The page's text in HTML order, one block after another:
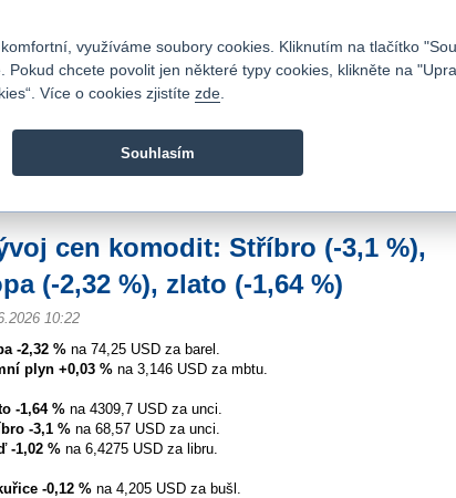
Fio banka je moderní česká banka. Poskytuje účty bez
cen komodit: Stříbro (-3,1 %),
(-2,32 %), zlato (-1,64 %)
10:22
-2,32 % na 74,25 USD za barel.
plyn +0,03 % na 3,146 USD za mbtu.
-1,64 % na 4309,7 USD za unci.
-3,1 % na 68,57 USD za unci.
-1,02 % na 6,4275 USD za libru.
-0,12 % na 4,205 USD za bušl.
využíváme soubory cookies. Kliknutím na tlačítko
chcete povolit jen některé typy cookies, klikněte na
Více o cookies zjistíte zde
Souhlasím